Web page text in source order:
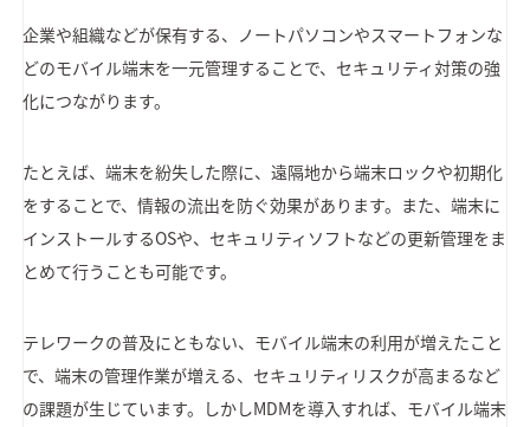
企業や組織などが保有する、ノートパソコンやスマートフォンな
どのモバイル端末を一元管理することで、セキュリティ対策の強
化につながります。
たとえば、端末を紛失した際に、遠隔地から端末ロックや初期化
をすることで、情報の流出を防ぐ効果があります。また、端末に
インストールするOSや、セキュリティソフトなどの更新管理をま
とめて行うことも可能です。
テレワークの普及にともない、モバイル端末の利用が増えたこと
で、端末の管理作業が増える、セキュリティリスクが高まるなど
の課題が生じています。しかしMDMを導入すれば、モバイル端末